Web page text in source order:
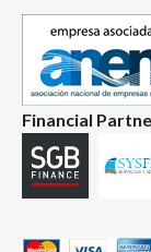
Financial